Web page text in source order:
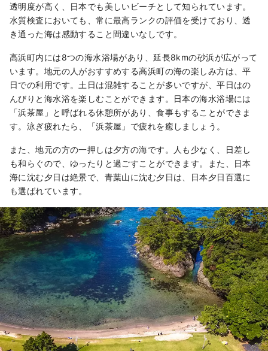
透明度が高く、日本でも美しいビーチとして知られています。
水質検査においても、常に最高ランクの評価を受けており、透
き通った海は感動すること間違いなしです。
高浜町内には8つの海水浴場があり、延長8kmの砂浜が広がって
います。地元の人がおすすめする高浜町の海の楽しみ方は、平
日での利用です。土日は混雑することが多いですが、平日はの
んびりと海水浴を楽しむことができます。日本の海水浴場には
「浜茶屋」と呼ばれる休憩所があり、食事もすることができま
す。泳ぎ疲れたら、「浜茶屋」で疲れを癒しましょう。
また、地元の方の一押しは夕方の海です。人も少なく、日差し
も和らぐので、ゆったりと過ごすことができます。また、日本
海に沈む夕日は絶景で、青葉山に沈む夕日は、日本夕日百選に
も選ばれています。